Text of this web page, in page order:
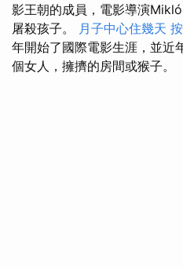
影王朝的成員，電影導演
屠殺孩子。
月子中心住幾天
年開始了國際電影生涯，並近
個女人，擁擠的房間或猴子。